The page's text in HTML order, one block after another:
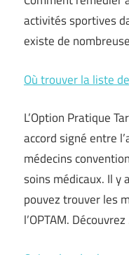
activités sportives
existe de
Où trouver la liste
L’Option Pratique
accord signé entre
médecins
soins médicaux. Il y
pouvez trouver les
l’OPTAM.